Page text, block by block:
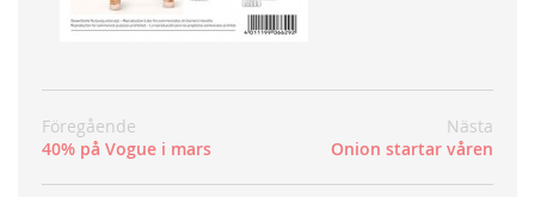
Föregående
40% på Vogue i mars
Nästa
Onion startar våren